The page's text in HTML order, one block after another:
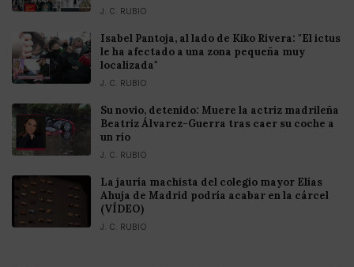
J. C. RUBIO
Isabel Pantoja, al lado de Kiko Rivera: "El ictus
le ha afectado a una zona pequeña muy
localizada"
J. C. RUBIO
Su novio, detenido: Muere la actriz madrileña
Beatriz Álvarez-Guerra tras caer su coche a
un río
J. C. RUBIO
La jauría machista del colegio mayor Elías
Ahuja de Madrid podría acabar en la cárcel
(VÍDEO)
J. C. RUBIO